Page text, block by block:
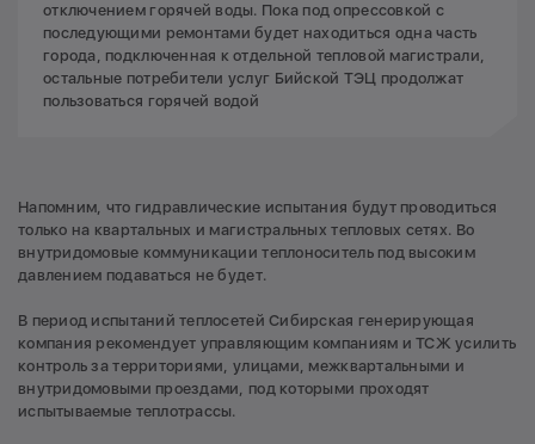
отключением горячей воды. Пока под опрессовкой с
последующими ремонтами будет находиться одна часть
города, подключенная к отдельной тепловой магистрали,
остальные потребители услуг Бийской ТЭЦ продолжат
пользоваться горячей водой
Напомним, что гидравлические испытания будут проводиться
только на квартальных и магистральных тепловых сетях. Во
внутридомовые коммуникации теплоноситель под высоким
давлением подаваться не будет.
В период испытаний теплосетей Сибирская генерирующая
компания рекомендует управляющим компаниям и ТСЖ усилить
контроль за территориями, улицами, межквартальными и
внутридомовыми проездами, под которыми проходят
испытываемые теплотрассы.